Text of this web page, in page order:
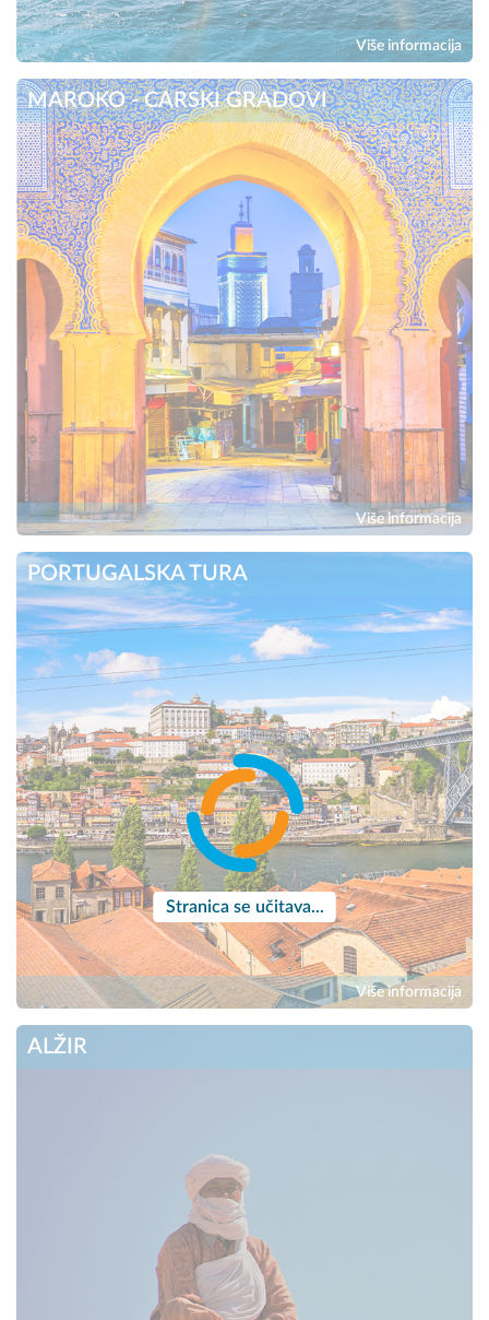
Više informacija
MAROKO - CARSKI GRADOVI
Više informacija
PORTUGALSKA TURA
Više informacija
ALŽIR
Stranica se učitava...